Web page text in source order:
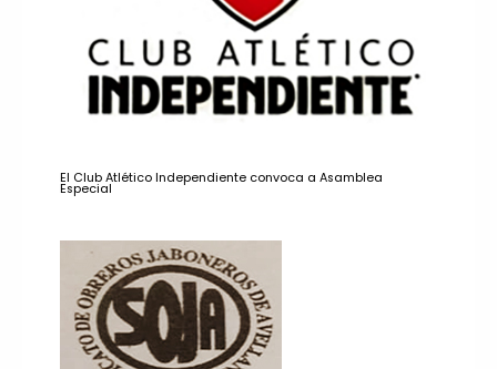
El Club Atlético Independiente convoca a Asamblea
Especial